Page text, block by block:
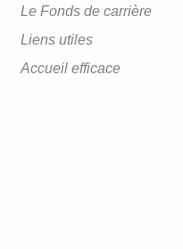
Le Fonds de carrière
Liens utiles
Accueil efficace